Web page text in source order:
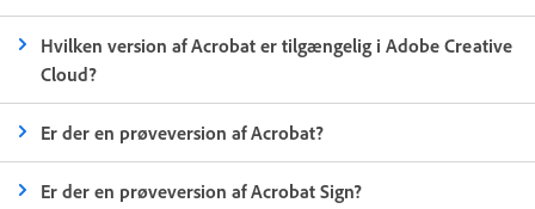
Hvilken version af Acrobat er tilgængelig i Adobe Creative
Cloud?
Er der en prøveversion af Acrobat?
Er der en prøveversion af Acrobat Sign?